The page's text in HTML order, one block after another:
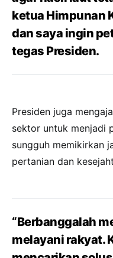
ketua Himpunan
dan saya ingin
tegas Presiden.
Presiden juga
sektor untuk menjadi
sungguh memikirkan
pertanian dan
“Berbanggalah
melayani rakyat.